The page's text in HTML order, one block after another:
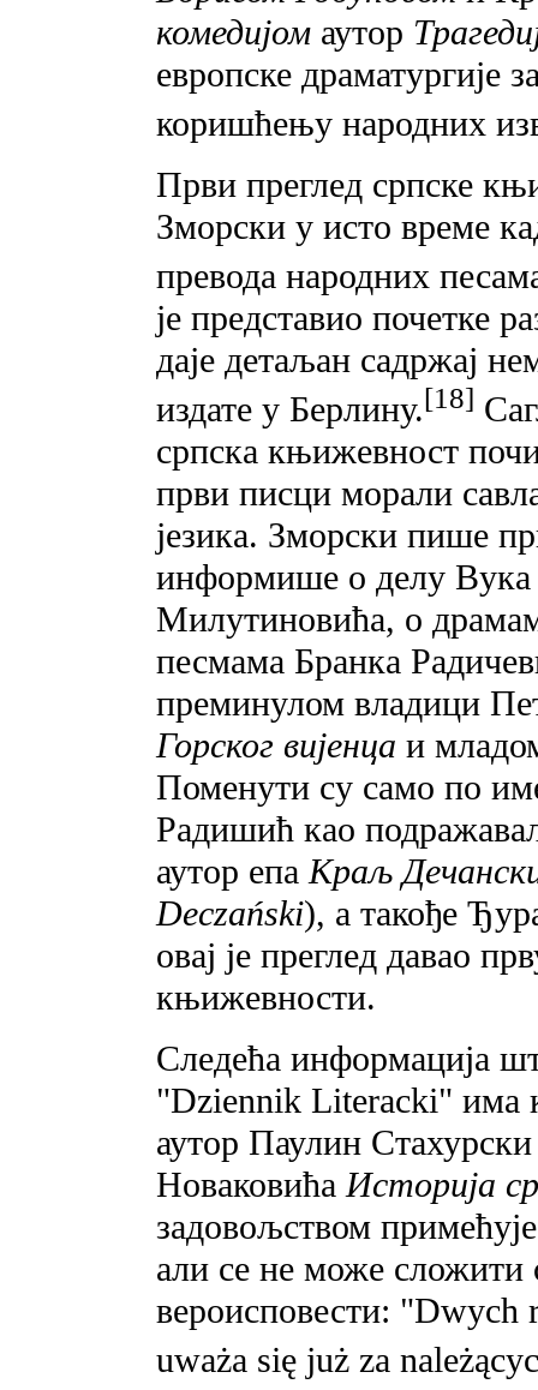
комедијом аутор
европске драматургије
коришћењу народних
Први преглед српске
Зморски у исто време
превода народних
je представио почетке
даје детаљан садржај
издате у Берлину.[18]
српска књижевност
први писци морали
језика. Зморски пише
информише o делу Вука
Милутиновића, o
песмама Бранка
преминулом владици
Горског вијенца и
Поменути су само по
Радишић као
аутор епаКраљ
Deczański), a такође
овај је преглед давао
књижевности.
Следећа информација
"Dziennik Literacki" има
аутор Паулин
НоваковићаИсторија
задовољством
али се не може
вероисповести: "Dwуch
uważa się już za